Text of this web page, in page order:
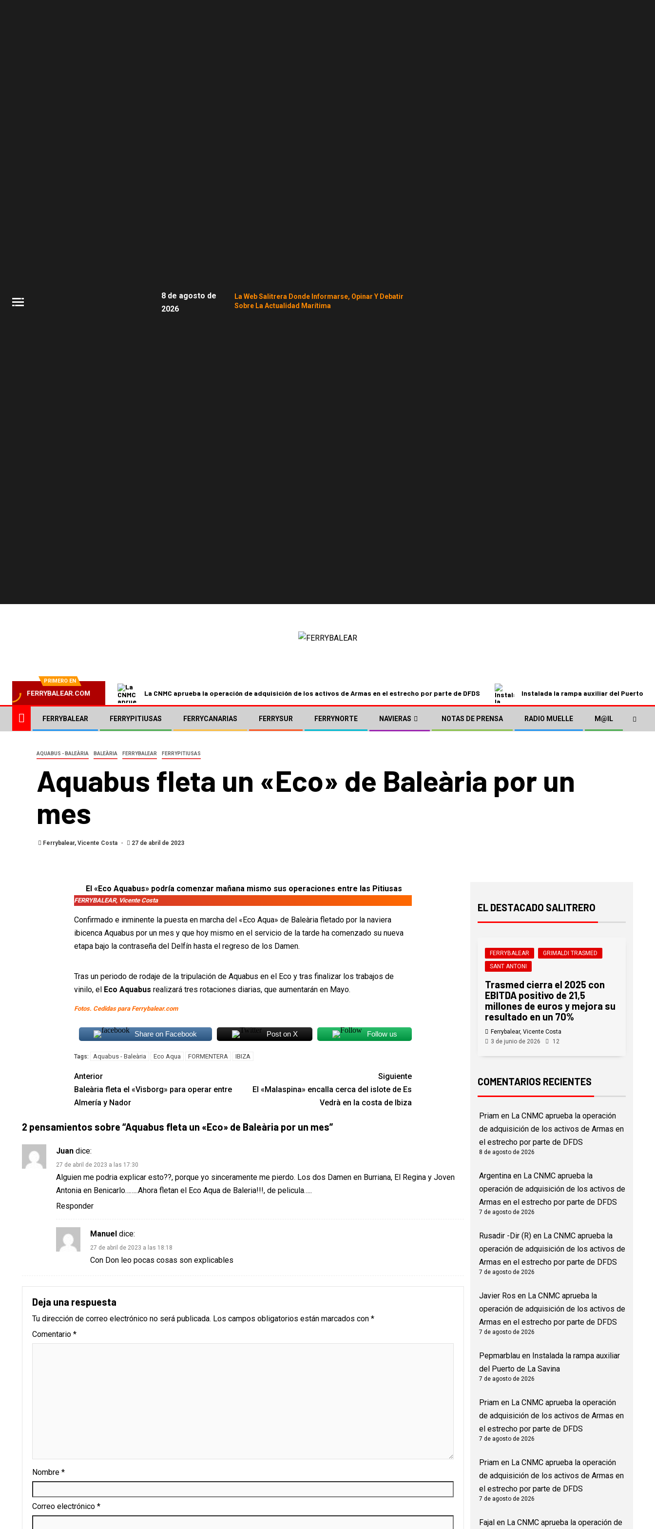
8 de agosto de
2026
La Web Salitrera Donde Informarse, Opinar Y Debatir
Sobre La Actualidad Marítima
PRIMERO EN
FERRYBALEAR.COM La CNMC aprueba la operación de adquisición de los activos de Armas en el estrecho por parte de DFDS Instalada la rampa auxiliar del Puerto de
FERRYBALEAR FERRYPITIUSAS FERRYCANARIAS FERRYSUR FERRYNORTE NAVIERAS NOTAS DE PRENSA RADIO MUELLE M@IL
AQUABUS - BALEÀRIA BALEÀRIA FERRYBALEAR FERRYPITIUSAS
Aquabus fleta un «Eco» de Baleària por un
mes
Ferrybalear, Vicente Costa 27 de abril de 2023
El «Eco Aquabus» podría comenzar mañana mismo sus operaciones entre las Pitiusas
FERRYBALEAR, Vicente Costa
Confirmado e inminente la puesta en marcha del «Eco Aqua» de Baleària fletado por la naviera
ibicenca Aquabus por un mes y que hoy mismo en el servicio de la tarde ha comenzado su nueva
etapa bajo la contraseña del Delfín hasta el regreso de los Damen.
Tras un periodo de rodaje de la tripulación de Aquabus en el Eco y tras finalizar los trabajos de
vinilo, el Eco Aquabus realizará tres rotaciones diarias, que aumentarán en Mayo.
Fotos. Cedidas para Ferrybalear.com
Share on Facebook Post on X Follow us
Tags: Aquabus - Baleària Eco Aqua FORMENTERA IBIZA
Anterior
Baleària fleta el «Visborg» para operar entre
Almería y Nador
Siguiente
El «Malaspina» encalla cerca del islote de Es
Vedrà en la costa de Ibiza
2 pensamientos sobre “Aquabus fleta un «Eco» de Baleària por un mes”
Juan dice:
27 de abril de 2023 a las 17:30
Alguien me podria explicar esto??, porque yo sinceramente me pierdo. Los dos Damen en Burriana, El Regina y Joven
Antonia en Benicarlo……..Ahora fletan el Eco Aqua de Baleria!!!, de pelicula…..
Responder
Manuel dice:
27 de abril de 2023 a las 18:18
Con Don leo pocas cosas son explicables
Deja una respuesta
Tu dirección de correo electrónico no será publicada. Los campos obligatorios están marcados con *
Comentario *
Nombre *
Correo electrónico *
EL DESTACADO SALITRERO
FERRYBALEAR
GRIMALDI TRASMED
SANT ANTONI
Trasmed cierra el 2025 con
EBITDA positivo de 21,5
millones de euros y mejora su
resultado en un 70%
Ferrybalear, Vicente Costa
3 de junio de 2026
12
COMENTARIOS RECIENTES
Priamen La CNMC aprueba la operación
de adquisición de los activos de Armas en
el estrecho por parte de DFDS
8 de agosto de 2026
Argentinaen La CNMC aprueba la
operación de adquisición de los activos de
Armas en el estrecho por parte de DFDS
7 de agosto de 2026
Rusadir -Dir (R)en La CNMC aprueba la
operación de adquisición de los activos de
Armas en el estrecho por parte de DFDS
7 de agosto de 2026
Javier Ros en La CNMC aprueba la
operación de adquisición de los activos de
Armas en el estrecho por parte de DFDS
7 de agosto de 2026
Pepmarblauen Instalada la rampa auxiliar
del Puerto de La Savina
7 de agosto de 2026
Priamen La CNMC aprueba la operación
de adquisición de los activos de Armas en
el estrecho por parte de DFDS
7 de agosto de 2026
Priamen La CNMC aprueba la operación
de adquisición de los activos de Armas en
el estrecho por parte de DFDS
7 de agosto de 2026
Fajalen La CNMC aprueba la operación de